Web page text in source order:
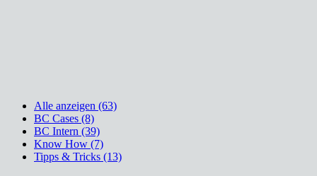
Alle anzeigen (63)
BC Cases (8)
BC Intern (39)
Know How (7)
Tipps & Tricks (13)